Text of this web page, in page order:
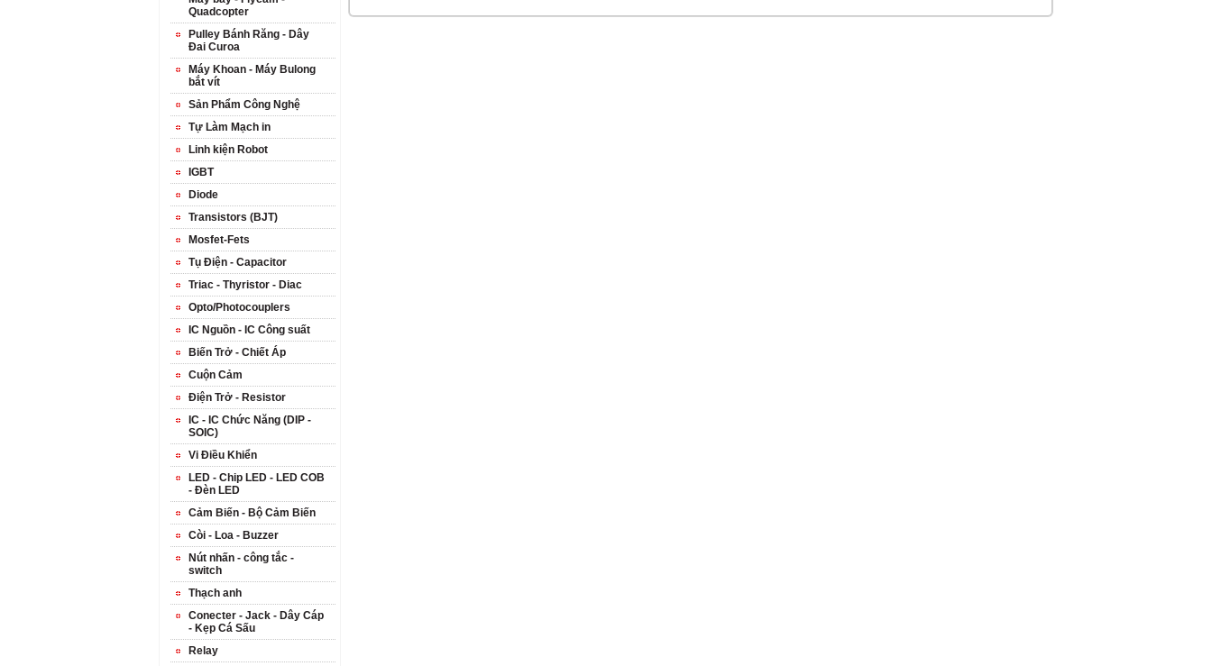
Quadcopter
Pulley Bánh Răng - Dây
Đai Curoa
Máy Khoan - Máy Bulong
bắt vít
Sản Phẩm Công Nghệ
Tự Làm Mạch in
Linh kiện Robot
IGBT
Diode
Transistors (BJT)
Mosfet-Fets
Tụ Điện - Capacitor
Triac - Thyristor - Diac
Opto/Photocouplers
IC Nguồn - IC Công suất
Biến Trở - Chiết Áp
Cuộn Cảm
Điện Trở - Resistor
IC - IC Chức Năng (DIP -
SOIC)
Vi Điều Khiển
LED - Chip LED - LED COB
- Đèn LED
Cảm Biến - Bộ Cảm Biến
Còi - Loa - Buzzer
Nút nhấn - công tắc -
switch
Thạch anh
Conecter - Jack - Dây Cáp
- Kẹp Cá Sấu
Relay